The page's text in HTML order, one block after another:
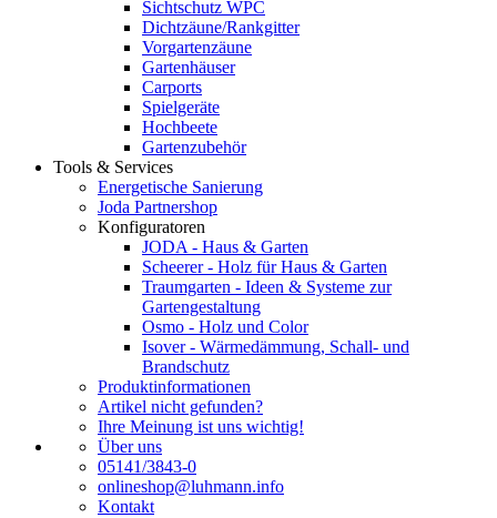
Sichtschutz WPC
Dichtzäune/Rankgitter
Vorgartenzäune
Gartenhäuser
Carports
Spielgeräte
Hochbeete
Gartenzubehör
Tools & Services
Energetische Sanierung
Joda Partnershop
Konfiguratoren
JODA - Haus & Garten
Scheerer - Holz für Haus & Garten
Traumgarten - Ideen & Systeme zur
Gartengestaltung
Osmo - Holz und Color
Isover - Wärmedämmung, Schall- und
Brandschutz
Produktinformationen
Artikel nicht gefunden?
Ihre Meinung ist uns wichtig!
Über uns
05141/3843-0
onlineshop@luhmann.info
Kontakt